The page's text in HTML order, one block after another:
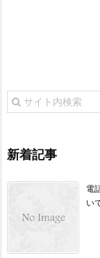
新着記事
電
い